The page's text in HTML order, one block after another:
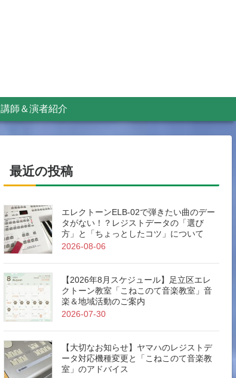
講師＆演者紹介
最近の投稿
エレクトーンELB-02で弾きたい曲のデー
タがない！？レジストデータの「選び
方」と「ちょっとしたコツ」について
2026-08-06
【2026年8月スケジュール】足立区エレ
クトーン教室「こねこのて音楽教室」音
楽＆地域活動のご案内
2026-07-30
【大切なお知らせ】ヤマハのレジストデ
ータ対応機種変更と「こねこのて音楽教
室」のアドバイス